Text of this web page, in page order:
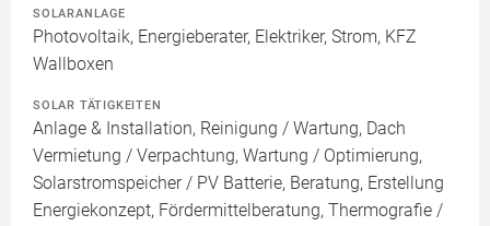
SOLARANLAGE
Photovoltaik, Energieberater, Elektriker, Strom, KFZ
Wallboxen
SOLAR TÄTIGKEITEN
Anlage & Installation, Reinigung / Wartung, Dach
Vermietung / Verpachtung, Wartung / Optimierung,
Solarstromspeicher / PV Batterie, Beratung, Erstellung
Energiekonzept, Fördermittelberatung, Thermografie /